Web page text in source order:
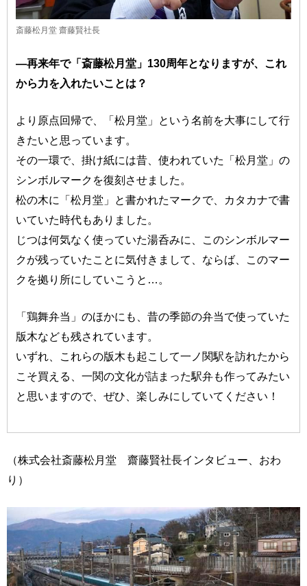
斎藤松月堂 齋藤賢社長
―再来年で「斎藤松月堂」130周年となりますが、これ
から力を入れたいことは？
より原点回帰で、「松月堂」という名前を大事にして行
きたいと思っています。
その一環で、掛け紙には昔、使われていた「松月堂」の
シンボルマークを復刻させました。
松の木に「松月堂」と書かれたマークで、カタカナで書
いていた時代もありました。
じつは何気なく使っていた湯呑みに、このシンボルマー
クが残っていたことに気付きまして、ならば、このマー
クを拠り所にしていこうと…。
「鶏舞弁当」のほかにも、昔の季節の弁当で使っていた
版木なども残されています。
いずれ、これらの版木も起こして一ノ関駅を訪れたから
こそ買える、一関の文化が詰まった駅弁も作ってみたい
と思いますので、ぜひ、楽しみにしていてください！
（株式会社斎藤松月堂 齋藤賢社長インタビュー、おわ
り）